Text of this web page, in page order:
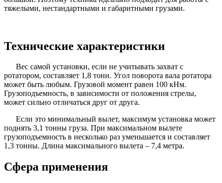
тяжелыми, нестандартными и габаритными грузами.
Технические характеристики
Вес самой установки, если не учитывать захват с
ротатором, составляет 1,8 тонн. Угол поворота вала ротатора
может быть любым. Грузовой момент равен 100 кНм.
Грузоподъемность, в зависимости от положения стрелы,
может сильно отличаться друг от друга.
Если это минимальный вылет, максимум установка может
поднять 3,1 тонны груза. При максимальном вылете
грузоподъемность в несколько раз уменьшается и составляет
1,3 тонны. Длина максимального вылета – 7,4 метра.
Сфера применения